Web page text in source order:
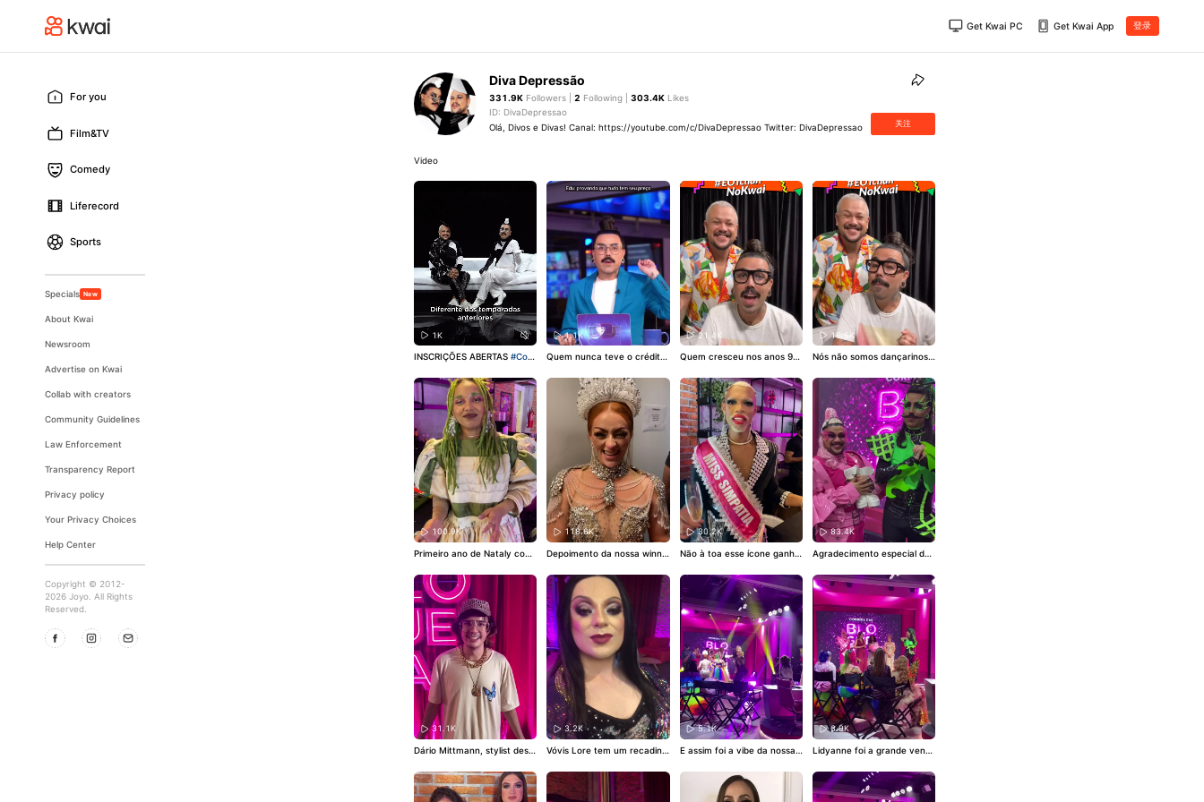
Get Kwai PC Get Kwai App 登录
For you
Film&TV
Comedy
Liferecord
Sports
Specials New
About Kwai
Newsroom
Advertise on Kwai
Collab with creators
Community Guidelines
Law Enforcement
Transparency Report
Privacy policy
Your Privacy Choices
Help Center
Copyright © 2012-
2026 Joyo. All Rights
Reserved.
Diva Depressão
331.9K Followers |2 Following |303.4K Likes
ID: DivaDepressao
Olá, Divos e Divas! Canal: https://youtube.com/c/DivaDepressao Twitter: DivaDepressao
关注
Video
1K
INSCRIÇÕES ABERTAS#Corri
ada 🖤
1.1K
Quem nunca teve o crédito
21.4K
Quem cresceu nos anos 90
n, né? Por isso, nós selecion
amos 6 finalistas para analis
ar e reagir no desafio#ÉoTc
hanNoKwai! A Ruiva do Tcha
n chegou pra ficar e a Ana I
ngrid entrou com tudo na c
oreô! Já estamos tentando i
mitar aqui em casa!#Encaix
adinha
16.5K
Nós não somos dançarinos,
m fazer uma análise sincer
a, né?! A gente selecionou 6
finalistas para o desafio#Éo
TchanNoKwai!O Jay Dancer
entregou tudo com esse gin
gado! Amamos, toma seu bi
scoito! Arrasou, amigo, um
dia a gente chega lá també
m! 🕺 #ENCAIXADINHA
100.9K
Primeiro ano de Nataly com
a foi simplesmente perfeita
😍
118.6K
Depoimento da nossa winne
sa coroa! Parabéns 💝
30.2K
Não à toa esse ícone ganho
Weel é o maior! Ele tem cari
sma, ele tem muito luxo e el
e tem o povo
83.4K
Agradecimento especial das
acompanharam essa tempo
rada e principalmente a don
a Kwai por essa parceria inc
rível ❤️
31.1K
Dário Mittmann, stylist dess
nta quais foram as inspiraçõ
es para montar os looks que
fizeram parar TU-DO! Aprov
3.2K
Vóvis Lore tem um recadinh
5.1K
E assim foi a vibe da nossa
3.9K
Lidyanne foi a grande venc
a da Corrida das Blogueiras
👑❤️